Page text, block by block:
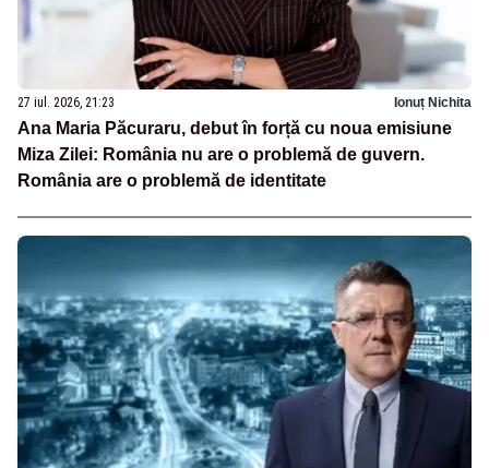
27 iul. 2026, 21:23 Ionuț Nichita
Ana Maria Păcuraru, debut în forță cu noua emisiune
Miza Zilei: România nu are o problemă de guvern.
România are o problemă de identitate